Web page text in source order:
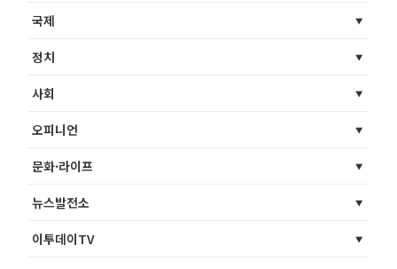
국제
정치
사회
오피니언
문화·라이프
뉴스발전소
이투데이TV